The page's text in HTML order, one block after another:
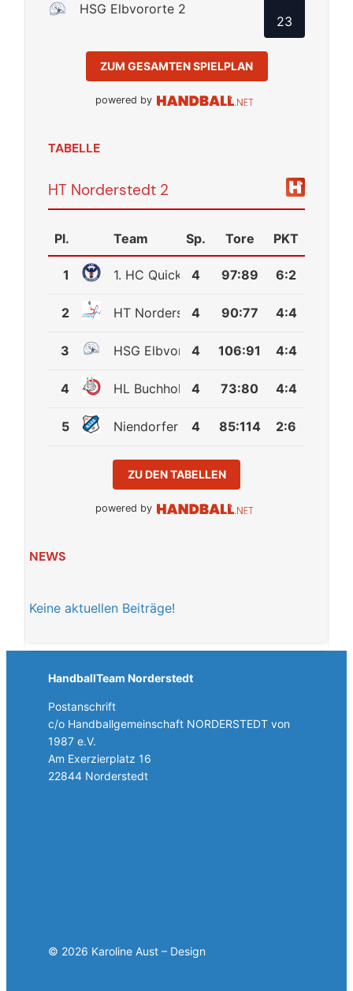
HSG Elbvororte 2
23
ZUM GESAMTEN SPIELPLAN
powered by
TABELLE
HT Norderstedt 2
Pl. Team Sp. Tore PKT
1 1. HC Quickborn
4 97:89 6:2
2 HT Norderstedt 2
4 90:77 4:4
3 HSG Elbvororte 2
4 106:91 4:4
4 HL Buchholz08-Rosengarten
4 73:80 4:4
5 Niendorfer TSV 2
4 85:114 2:6
ZU DEN TABELLEN
powered by
NEWS
Keine aktuellen Beiträge!
HandballTeam Norderstedt
Postanschrift
c/o Handballgemeinschaft NORDERSTEDT von
1987 e.V.
Am Exerzierplatz 16
22844 Norderstedt
© 2026 Karoline Aust – Design